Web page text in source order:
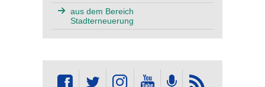
aus dem Bereich
Stadterneuerung